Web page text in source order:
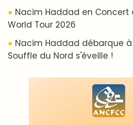
Nacim Haddad en Concert
World Tour 2026
Nacim Haddad débarque à
Souffle du Nord s'éveille !